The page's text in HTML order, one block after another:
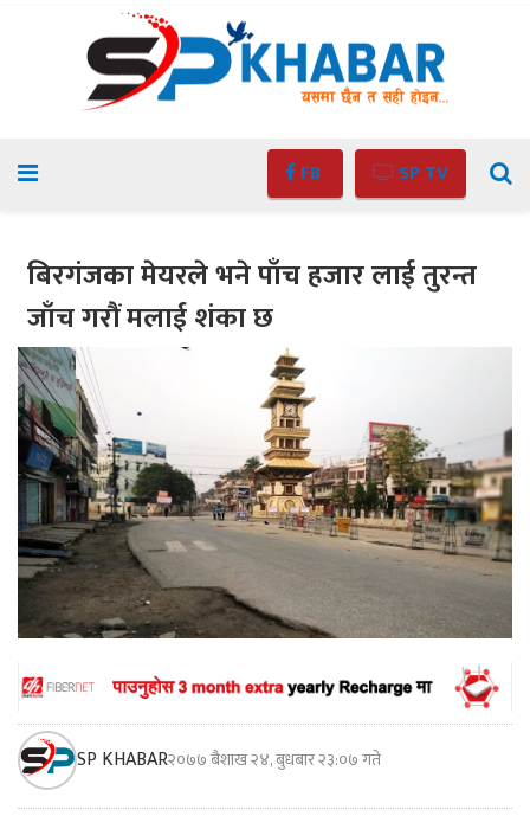
FB SP TV
बिरगंजका मेयरले भने पाँच हजार लाई तुरन्त
जाँच गरौं मलाई शंका छ
SP KHABAR२०७७ बैशाख २४, बुधबार २३:०७ गते